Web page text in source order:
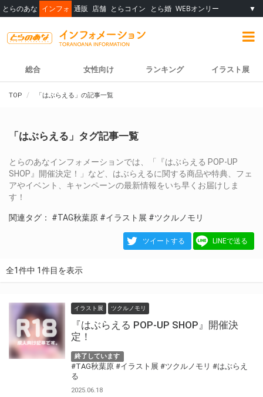
とらのあな インフォ 通販 店舗 とらコイン とら婚 WEBオンリー ▼
総合 女性向け ランキング イラスト展
TOP 「はぶらえる」の記事一覧
「はぶらえる」タグ記事一覧
とらのあなインフォメーションでは、「『はぶらえる POP-UP
SHOP』開催決定！」など、はぶらえるに関する商品や特典、フェ
アやイベント、キャンペーンの最新情報をいち早くお届けしま
す！
関連タグ： #TAG秋葉原 #イラスト展 #ツクルノモリ
ツイートする LINEで送る
全1件中 1件目を表示
イラスト展 ツクルノモリ
『はぶらえる POP-UP SHOP』開催決
定！
終了しています
#TAG秋葉原 #イラスト展 #ツクルノモリ #はぶらえ
る
2025.06.18